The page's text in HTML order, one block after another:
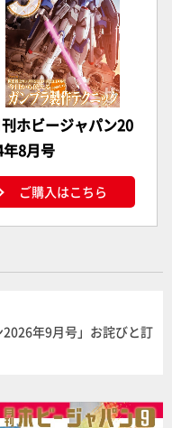
ホビージャパン20
8月号
ご購入はこちら
2026年9月号」お詫びと訂